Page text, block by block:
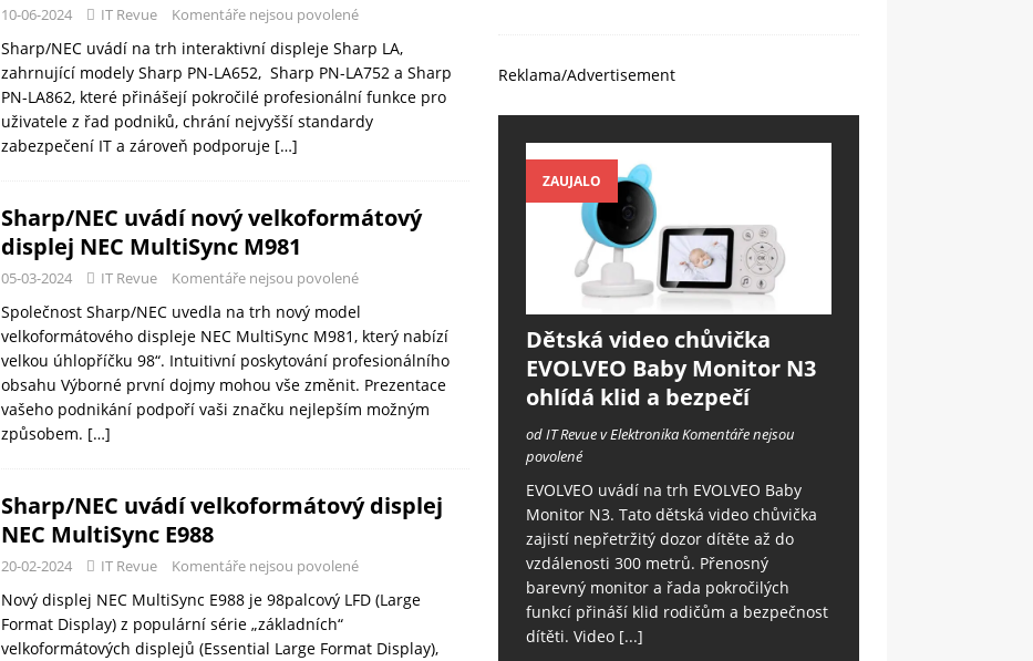
10-06-2024 IT Revue Komentáře nejsou povolené
Sharp/NEC uvádí na trh interaktivní displeje Sharp LA,
zahrnující modely Sharp PN-LA652, Sharp PN-LA752 a Sharp
PN-LA862, které přinášejí pokročilé profesionální funkce pro
uživatele z řad podniků, chrání nejvyšší standardy
zabezpečení IT a zároveň podporuje […]
Sharp/NEC uvádí nový velkoformátový
displej NEC MultiSync M981
05-03-2024 IT Revue Komentáře nejsou povolené
Společnost Sharp/NEC uvedla na trh nový model
velkoformátového displeje NEC MultiSync M981, který nabízí
velkou úhlopříčku 98“. Intuitivní poskytování profesionálního
obsahu Výborné první dojmy mohou vše změnit. Prezentace
vašeho podnikání podpoří vaši značku nejlepším možným
způsobem. […]
Sharp/NEC uvádí velkoformátový displej
NEC MultiSync E988
20-02-2024 IT Revue Komentáře nejsou povolené
Nový displej NEC MultiSync E988 je 98palcový LFD (Large
Format Display) z populární série „základních“
velkoformátových displejů (Essential Large Format Display),
Reklama/Advertisement
ZAUJALO
Dětská video chůvička
EVOLVEO Baby Monitor N3
ohlídá klid a bezpečí
od IT Revue v ElektronikaKomentáře nejsou
povolené
EVOLVEO uvádí na trh EVOLVEO Baby
Monitor N3. Tato dětská video chůvička
zajistí nepřetržitý dozor dítěte až do
vzdálenosti 300 metrů. Přenosný
barevný monitor a řada pokročilých
funkcí přináší klid rodičům a bezpečnost
dítěti. Video [...]